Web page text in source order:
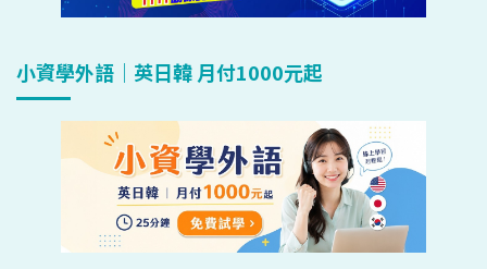
小資學外語｜英日韓 月付1000元起